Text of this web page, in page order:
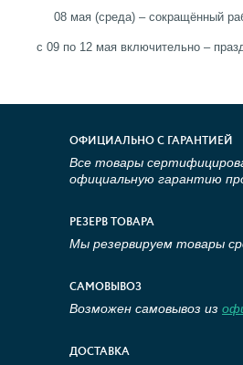
08 мая (среда) – сокращённый
с 09 по 12 мая включительно –
ОФИЦИАЛЬНО С ГАРАНТИЕЙ
Все товары
официальную гарантию
РЕЗЕРВ ТОВАРА
Мы резервируем товары
САМОВЫВОЗ
Возможен самовывоз из
ДОСТАВКА